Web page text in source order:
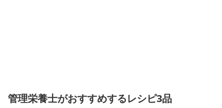
管理栄養士がおすすめするレシピ3品